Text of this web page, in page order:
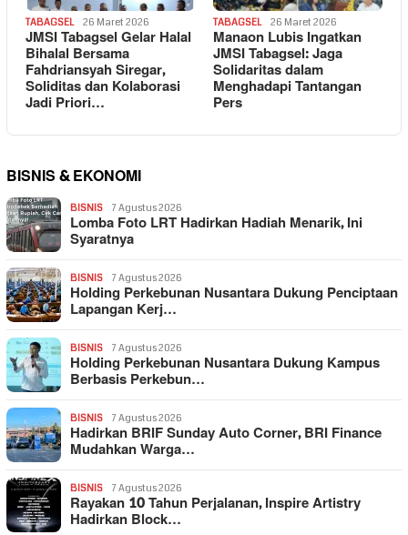
TABAGSEL 26 Maret 2026
JMSI Tabagsel Gelar Halal
Bihalal Bersama
Fahdriansyah Siregar,
Soliditas dan Kolaborasi
Jadi Priori…
TABAGSEL 26 Maret 2026
Manaon Lubis Ingatkan
JMSI Tabagsel: Jaga
Solidaritas dalam
Menghadapi Tantangan
Pers
BISNIS & EKONOMI
BISNIS 7 Agustus 2026
Lomba Foto LRT Hadirkan Hadiah Menarik, Ini
Syaratnya
BISNIS 7 Agustus 2026
Holding Perkebunan Nusantara Dukung Penciptaan
Lapangan Kerj…
BISNIS 7 Agustus 2026
Holding Perkebunan Nusantara Dukung Kampus
Berbasis Perkebun…
BISNIS 7 Agustus 2026
Hadirkan BRIF Sunday Auto Corner, BRI Finance
Mudahkan Warga…
BISNIS 7 Agustus 2026
Rayakan 10 Tahun Perjalanan, Inspire Artistry
Hadirkan Block…